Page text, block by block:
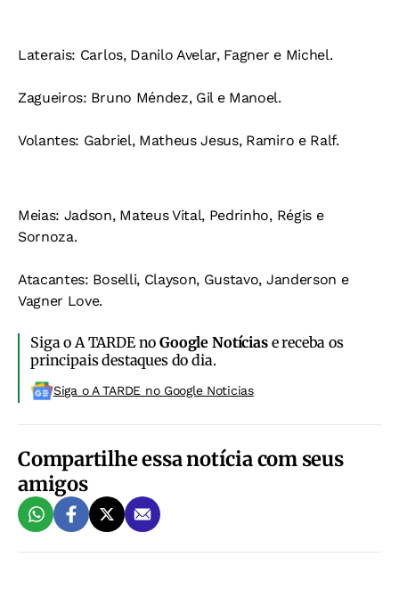
Laterais: Carlos, Danilo Avelar, Fagner e Michel.
Zagueiros: Bruno Méndez, Gil e Manoel.
Volantes: Gabriel, Matheus Jesus, Ramiro e Ralf.
Meias: Jadson, Mateus Vital, Pedrinho, Régis e
Sornoza.
Atacantes: Boselli, Clayson, Gustavo, Janderson e
Vagner Love.
Siga o A TARDE noGoogle Notíciase receba os
principais destaques do dia.
Siga o A TARDE no Google Noticias
Compartilhe essa notícia com seus
amigos